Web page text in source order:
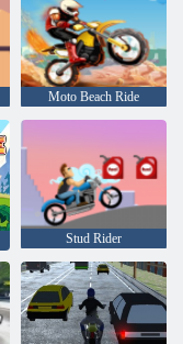
Moto Beach Ride
Stud Rider